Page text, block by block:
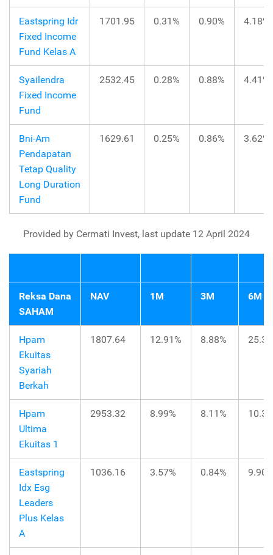
Eastspring Idr
Fixed Income
Fund Kelas A
1701.95 0.31% 0.90% 4.18%
Syailendra
Fixed Income
Fund
2532.45 0.28% 0.88% 4.41%
Bni-Am
Pendapatan
Tetap Quality
Long Duration
Fund
1629.61 0.25% 0.86% 3.62%
Provided by Cermati Invest, last update 12 April 2024
Reksa Dana
SAHAM
NAV 1M 3M 6M
Hpam
Ekuitas
Syariah
Berkah
1807.64 12.91% 8.88%
Hpam
Ultima
Ekuitas 1
2953.32 8.99% 8.11%
Eastspring
Idx Esg
Leaders
Plus Kelas
A
1036.16 3.57% 0.84%